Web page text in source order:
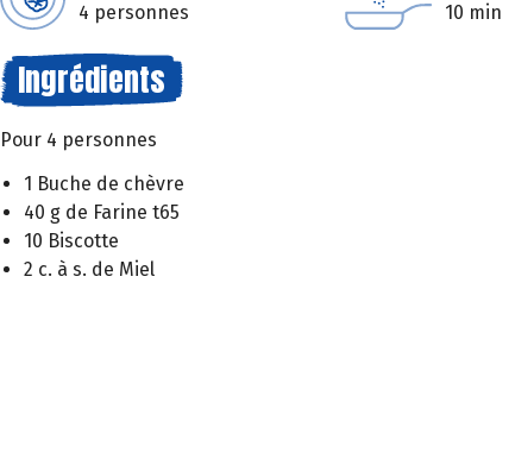
4 personnes 10 min
Ingrédients
Pour 4 personnes
1 Buche de chèvre
40 g de Farine t65
10 Biscotte
2 c. à s. de Miel